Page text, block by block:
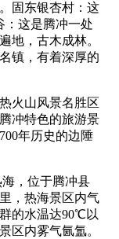
固东银杏村：这
：这是腾冲一处
地，古木成林。
镇，有着深厚的
火山风景名胜区
冲特色的旅游景
年历史的边陲
，位于腾冲县
，热海景区内气
的水温达90℃以
区内雾气氤氲。